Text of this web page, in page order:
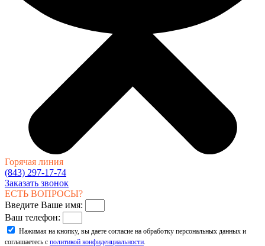
Горячая линия
(843) 297-17-74
Заказать звонок
ЕСТЬ ВОПРОСЫ?
Введите Ваше имя:
Ваш телефон:
Нажимая на кнопку, вы даете согласие на обработку персональных данных и
соглашаетесь с политикой конфиденциальности.